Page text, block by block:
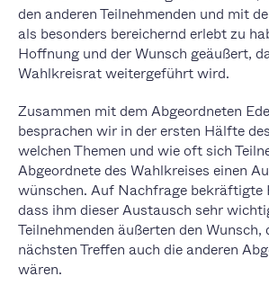
den anderen Teilnehmenden und mit
als besonders bereichernd erlebt zu
Hoffnung und der Wunsch geäußert,
Wahlkreisrat weitergeführt wird.
Zusammen mit dem Abgeordneten
besprachen wir in der ersten Hälfte
welchen Themen und wie oft sich
Abgeordnete des Wahlkreises einen
wünschen. Auf Nachfrage bekräftigte
dass ihm dieser Austausch sehr
Teilnehmenden äußerten den Wunsch,
nächsten Treffen auch die anderen
wären.